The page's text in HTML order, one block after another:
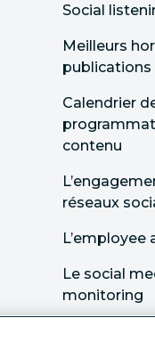
Social
Meilleurs
publications
Calendrier
contenu
réseaux
L’employee
Le social
monitoring